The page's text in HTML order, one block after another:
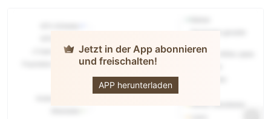
Jetzt in der App abonnieren
und freischalten!
APP herunterladen
Trony Fx